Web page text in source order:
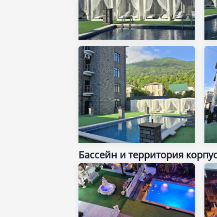
Бассейн и территория